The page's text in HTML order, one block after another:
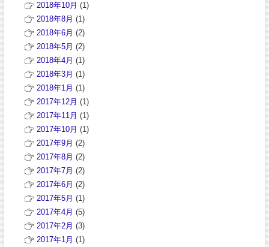
2018年10月 (1)
2018年8月 (1)
2018年6月 (2)
2018年5月 (2)
2018年4月 (1)
2018年3月 (1)
2018年1月 (1)
2017年12月 (1)
2017年11月 (1)
2017年10月 (1)
2017年9月 (2)
2017年8月 (2)
2017年7月 (2)
2017年6月 (2)
2017年5月 (1)
2017年4月 (5)
2017年2月 (3)
2017年1月 (1)